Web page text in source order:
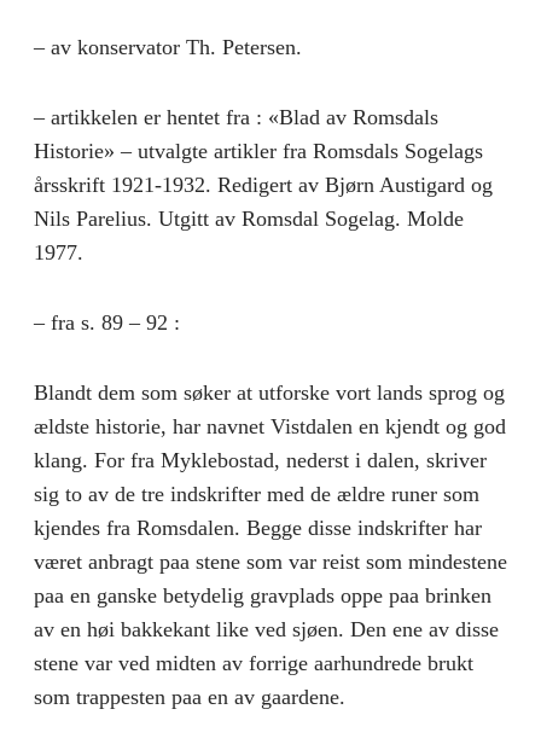
– av konservator Th. Petersen.
– artikkelen er hentet fra : «Blad av Romsdals
Historie» – utvalgte artikler fra Romsdals Sogelags
årsskrift 1921-1932. Redigert av Bjørn Austigard og
Nils Parelius. Utgitt av Romsdal Sogelag. Molde
1977.
– fra s. 89 – 92 :
Blandt dem som søker at utforske vort lands sprog og
ældste hi­storie, har navnet Vistdalen en kjendt og god
klang. For fra Myklebostad, nederst i dalen, skriver
sig to av de tre indskrifter med de ældre runer som
kjendes fra Romsdalen. Begge disse indskrifter har
været anbragt paa stene som var reist som mindestene
paa en ganske betydelig gravplads oppe paa brinken
av en høi bakkekant li­ke ved sjøen. Den ene av disse
stene var ved midten av forrige aarhundrede brukt
som trappesten paa en av gaardene.